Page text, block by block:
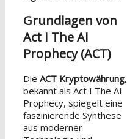
Grundlagen von
Act I The AI
Prophecy (ACT)
Die ACT Kryptowährung,
bekannt als Act I The AI
Prophecy, spiegelt eine
faszinierende Synthese
aus moderner